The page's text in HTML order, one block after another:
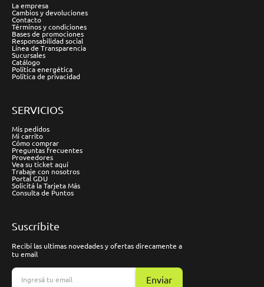
La empresa
Cambios y devoluciones
Contacto
Términos y condiciones
Bases de promociones
Responsabilidad social
Línea de Transparencia
Sucursales
Catálogo
Política energética
Política de privacidad
SERVICIOS
Mis pedidos
Mi carrito
Cómo comprar
Preguntas frecuentes
Proveedores
Vea su ticket aquí
Trabaje con nosotros
Portal GDU
Solicitá la Tarjeta Más
Consulta de Puntos
Suscríbite
Recibí las ultimas novedades y ofertas direcamente a
tu email
Enviar